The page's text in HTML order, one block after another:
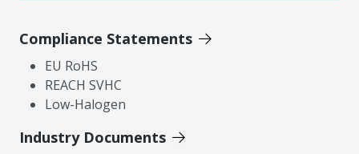
Compliance Statements
EU RoHS
REACH SVHC
Low-Halogen
Industry Documents